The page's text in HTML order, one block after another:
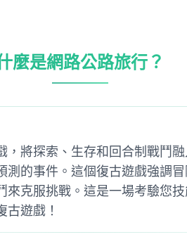
麼是網路公路旅行？
將探索、生存和回合制戰鬥
的事件。這個復古遊戲強調
克服挑戰。這是一場考驗您
遊戲！